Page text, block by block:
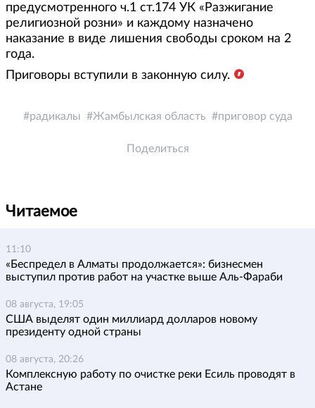
предусмотренного ч.1 ст.174 УК «Разжигание
религиозной розни» и каждому назначено
наказание в виде лишения свободы сроком на 2
года.
Приговоры вступили в законную силу.
радикалы Жамбылская область приговор суда
Поделиться
Читаемое
11:10
«Беспредел в Алматы продолжается»: бизнесмен
выступил против работ на участке выше Аль-Фараби
08 августа, 19:05
США выделят один миллиард долларов новому
президенту одной страны
08 августа, 20:26
Комплексную работу по очистке реки Есиль проводят в
Астане